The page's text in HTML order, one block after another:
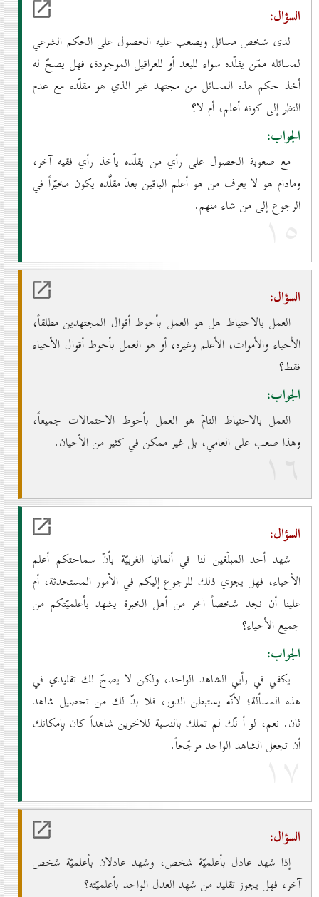
السؤال:
لدى شخص مسائل ويصعب عليه الحصول على الحكم الشرعي
لمسائله ممّن يقلّده سواء للبعد أو للعراقيل الموجودة، فهل يصحّ له
أخذ حكم هذه المسائل من مجتهد غير الذي هو مقلّده مع عدم
النظر إلى كونه أعلم، أم لا؟
الجواب:
مع صعوبة الحصول على رأي من يقلّده يأخذ رأي فقيه آخر،
ومادام هو لا يعرف من هو أعلم الباقين بعدَ مقلَّده يكون مخيّراً في
الرجوع إلى من شاء منهم.
۱٥
السؤال:
العمل بالاحتياط هل هو العمل بأحوط أقوال المجتهدين مطلقاً،
الأحياء والأموات، الأعلم وغيره، أو هو العمل بأحوط أقوال الأحياء
فقط؟
الجواب:
العمل بالاحتياط التامّ هو العمل بأحوط الاحتمالات جميعاً،
وهذا صعب على العامي، بل غير ممكن في كثير من الأحيان.
۱٦
السؤال:
شهد أحد المبلّغين لنا في ألمانيا الغربيّة بأنّ سماحتكم أعلم
الأحياء، فهل يجزي ذلك للرجوع إليكم في الاُمور المستحدثة، أم
علينا أن نجد شخصاً آخر من أهل الخبرة يشهد بأعلميّتكم من
جميع الأحياء؟
الجواب:
يكفي في رأيي الشاهد الواحد، ولكن لا يصحّ لك تقليدي في
هذه المسألة؛ لأنّه يستبطن الدور، فلا بدّ لك من تحصيل شاهد
ثان. نعم، لو أ نّك لم تملك بالنسبة للآخرين شاهداً كان بإمكانك
أن تجعل الشاهد الواحد مرجّحاً.
۱۷
السؤال:
إذا شهد عادل بأعلميّة شخص، وشهد عادلان بأعلميّة شخص
آخر، فهل يجوز تقليد من شهد العدل الواحد بأعلميّته؟